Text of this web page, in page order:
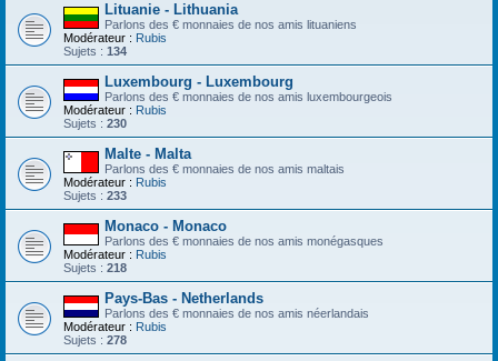
Lituanie - Lithuania
Parlons des € monnaies de nos amis lituaniens
Modérateur : Rubis
Sujets : 134
Luxembourg - Luxembourg
Parlons des € monnaies de nos amis luxembourgeois
Modérateur : Rubis
Sujets : 230
Malte - Malta
Parlons des € monnaies de nos amis maltais
Modérateur : Rubis
Sujets : 233
Monaco - Monaco
Parlons des € monnaies de nos amis monégasques
Modérateur : Rubis
Sujets : 218
Pays-Bas - Netherlands
Parlons des € monnaies de nos amis néerlandais
Modérateur : Rubis
Sujets : 278